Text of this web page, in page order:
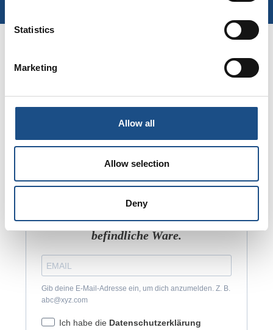
Statistics
Marketing
Allow all
Allow selection
Deny
Melden Sie sich für den
Newsletter an und holen
Sie sich jetzt Ihren
Rabatt-Coupon!
Der Gutschein kann nur online
eingelöst werden und gilt nicht für
bereits reduzierte oder im Verkauf
befindliche Ware.
Gib deine E-Mail-Adresse ein, um dich anzumelden. Z. B.
abc@xyz.com
Ich habe die Datenschutzerklärung